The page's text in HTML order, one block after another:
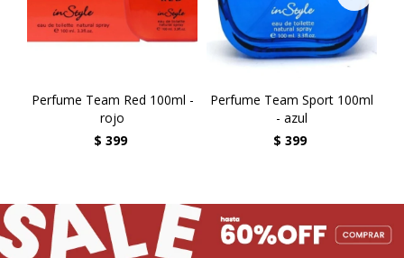
Perfume Team Red 100ml -
rojo
$ 399
Perfume Team Sport 100ml
- azul
$ 399